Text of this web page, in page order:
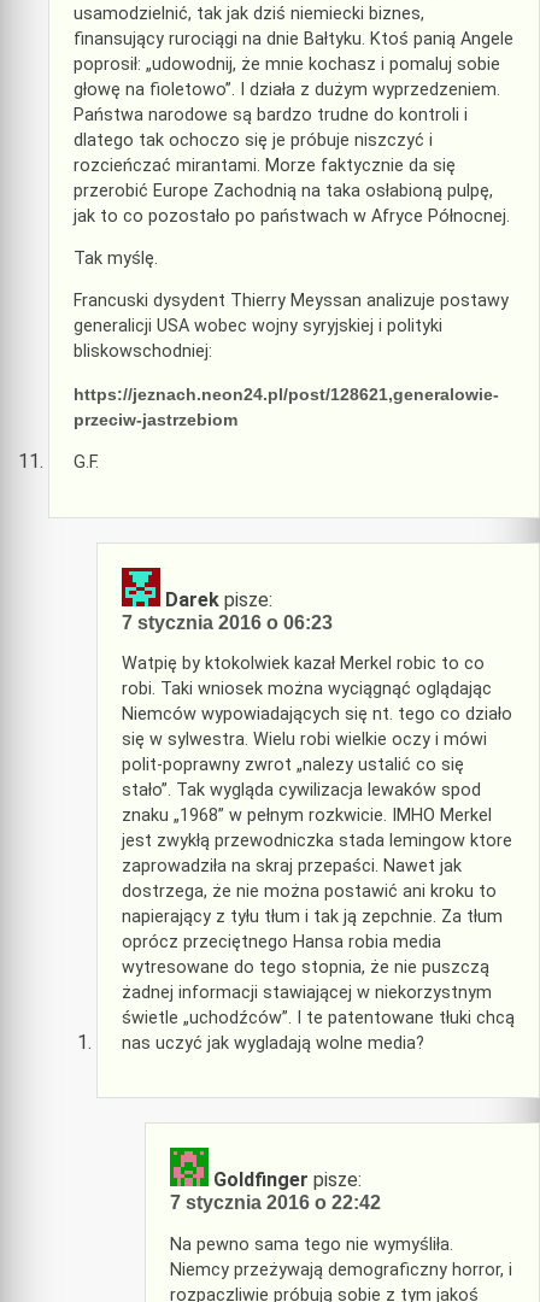
usamodzielnić, tak jak dziś niemiecki biznes,
finansujący rurociągi na dnie Bałtyku. Ktoś panią Angele
poprosił: „udowodnij, że mnie kochasz i pomaluj sobie
głowę na fioletowo”. I działa z dużym wyprzedzeniem.
Państwa narodowe są bardzo trudne do kontroli i
dlatego tak ochoczo się je próbuje niszczyć i
rozcieńczać mirantami. Morze faktycznie da się
przerobić Europe Zachodnią na taka osłabioną pulpę,
jak to co pozostało po państwach w Afryce Północnej.
Tak myślę.
Francuski dysydent Thierry Meyssan analizuje postawy
generalicji USA wobec wojny syryjskiej i polityki
bliskowschodniej:
https://jeznach.neon24.pl/post/128621,generalowie-
przeciw-jastrzebiom
G.F.
Darek pisze:
7 stycznia 2016 o 06:23
Watpię by ktokolwiek kazał Merkel robic to co
robi. Taki wniosek można wyciągnąć oglądając
Niemców wypowiadających się nt. tego co działo
się w sylwestra. Wielu robi wielkie oczy i mówi
polit-poprawny zwrot „nalezy ustalić co się
stało”. Tak wygląda cywilizacja lewaków spod
znaku „1968” w pełnym rozkwicie. IMHO Merkel
jest zwykłą przewodniczka stada lemingow ktore
zaprowadziła na skraj przepaści. Nawet jak
dostrzega, że nie można postawić ani kroku to
napierający z tyłu tłum i tak ją zepchnie. Za tłum
oprócz przeciętnego Hansa robia media
wytresowane do tego stopnia, że nie puszczą
żadnej informacji stawiającej w niekorzystnym
świetle „uchodźców”. I te patentowane tłuki chcą
nas uczyć jak wygladają wolne media?
Goldfinger pisze:
7 stycznia 2016 o 22:42
Na pewno sama tego nie wymyśliła.
Niemcy przeżywają demograficzny horror, i
rozpaczliwie próbują sobie z tym jakoś